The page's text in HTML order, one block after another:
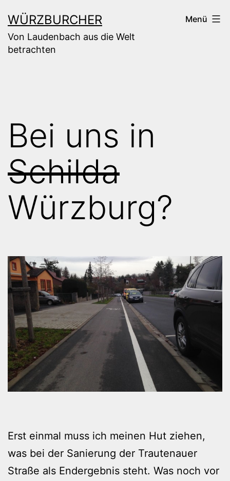
Inhalt
springen
WÜRZBURCHER
Von Laudenbach aus die Welt
betrachten
Menü
Bei uns in
Schilda
Würzburg?
Erst einmal muss ich meinen Hut ziehen,
was bei der Sanierung der Trautenauer
Straße als Endergebnis steht. Was noch vor